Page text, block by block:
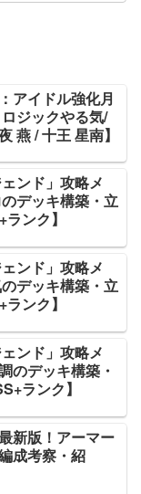
アイドル強化月
ジックやる気/
燕 / 十王 星南】
ンド」攻略メ
デッキ構築・立
ンク】
ンド」攻略メ
デッキ構築・立
ンク】
ンド」攻略メ
のデッキ構築・
ランク】
新版！アーマー
成考察・紹